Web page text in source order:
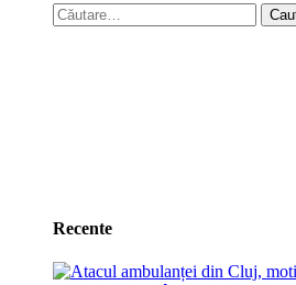
Caută
după:
Recente